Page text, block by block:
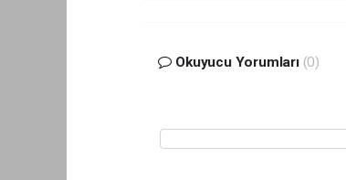
Okuyucu Yorumları (0)